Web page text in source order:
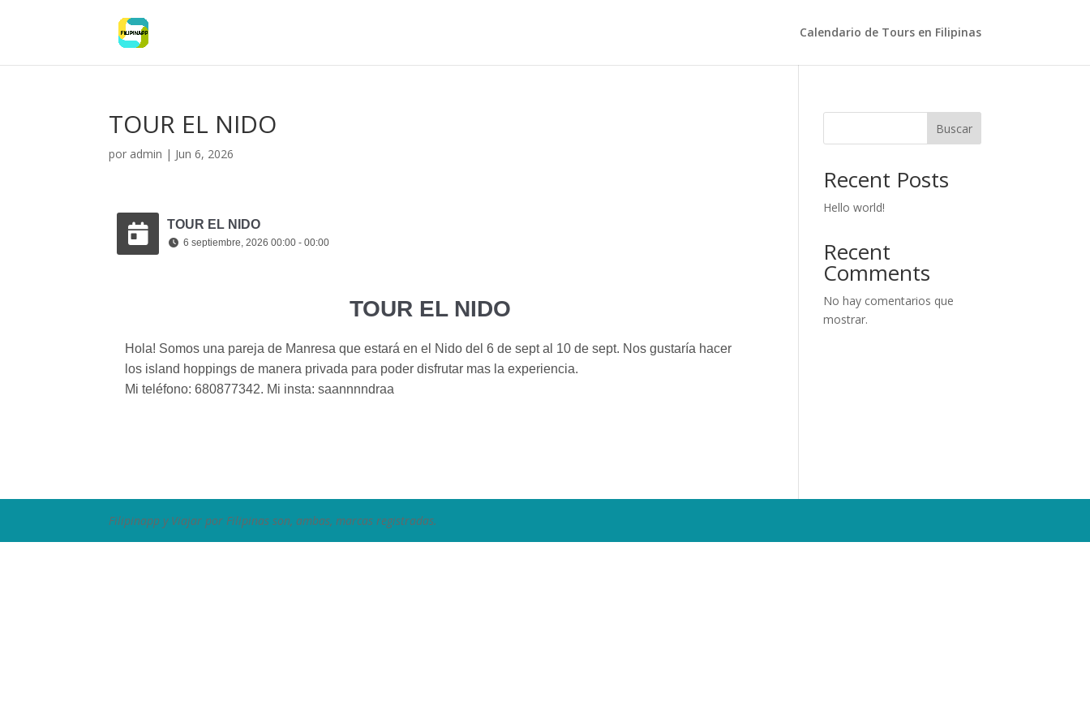
Calendario de Tours en Filipinas
TOUR EL NIDO
por admin | Jun 6, 2026
TOUR EL NIDO
6 septiembre, 2026 00:00 - 00:00
TOUR EL NIDO
Hola! Somos una pareja de Manresa que estará en el Nido del 6 de sept al 10 de sept. Nos gustaría hacer
los island hoppings de manera privada para poder disfrutar mas la experiencia.
Mi teléfono: 680877342. Mi insta: saannnndraa
Buscar
Recent Posts
Hello world!
Recent
Comments
No hay comentarios que
mostrar.
Filipinapp y Viajar por Filipinas son, ambas, marcas registradas.